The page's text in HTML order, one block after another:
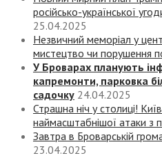
російсько-української
25.04.2025
Незвичний меморіал у
мистецтво чи порушення
У Броварах планують
капремонти, парковка
садочку 24.04.2025
Страшна ніч у столиці!
наймасштабнішої атаки з
Завтра в Броварській
23.04.2025